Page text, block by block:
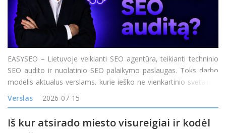
EASYSEO – Lietuvoje veikianti SEO agentūra, teikianti techninio
SEO audito ir nuolatinio SEO palaikymo paslaugas. Toks darbo
modelis aktualus verslams, kurie ieško ne vienkartinio svetainės
problemų sąrašo, o komandos, galinčios nustatyti SEO
problemas, padėti jas išspręst
Verslas 2026-07-15
Iš kur atsirado miesto visureigiai ir kodėl